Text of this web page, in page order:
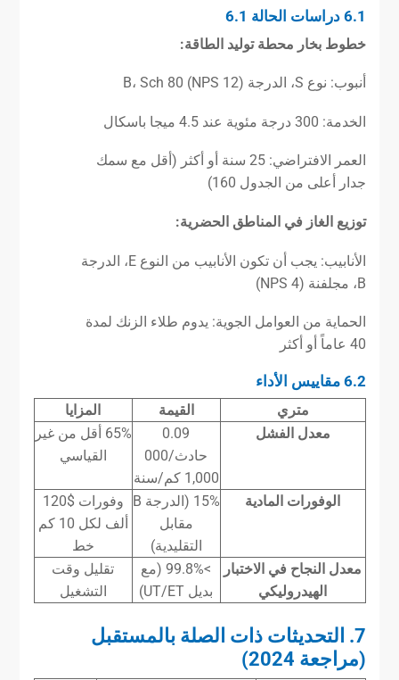
6.1 دراسات الحالة 6.1
خطوط بخار محطة توليد الطاقة:
أنبوب: نوع S، الدرجة B، Sch 80 (NPS 12)
الخدمة: 300 درجة مئوية عند 4.5 ميجا باسكال
العمر الافتراضي: 25 سنة أو أكثر (أقل مع سمك
جدار أعلى من الجدول 160)
توزيع الغاز في المناطق الحضرية:
الأنابيب: يجب أن تكون الأنابيب من النوع E، الدرجة
B، مجلفنة (NPS 4)
الحماية من العوامل الجوية: يدوم طلاء الزنك لمدة
40 عاماً أو أكثر
6.2 مقاييس الأداء
متري القيمة
المزايا
معدل الفشل
0.09
حادث/000
1,000 كم/سنة
65% أقل من غير
القياسي
الوفورات المادية
15% (الدرجة B
مقابل
التقليدية)
وفورات $120
ألف لكل 10 كم
خط
معدل النجاح في الاختبار
الهيدروليكي
>99.8% (مع
بديل UT/ET)
تقليل وقت
التشغيل
7. التحديثات ذات الصلة بالمستقبل
(مراجعة 2024)